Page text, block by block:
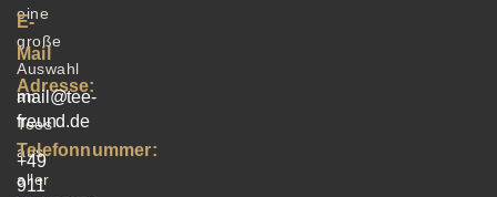
eine
große
Auswahl
an
Tees
aus
aller
E-
Mail
Adresse:
mail@tee-
freund.de
Telefonnummer:
+49
911